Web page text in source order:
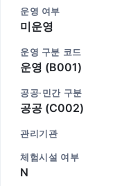
운영 여부
미운영
운영 구분 코드
운영 (B001)
공공·민간 구분
공공 (C002)
관리기관
체험시설 여부
N